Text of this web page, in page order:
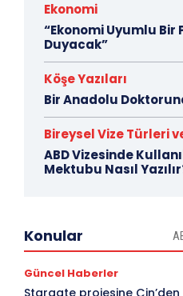
Ekonomi
“Ekonomi Uyumlu
Duyacak”
Köşe Yazıları
Bir Anadolu
Bireysel Vize Türleri
ABD Vizesinde
Mektubu Nasıl
Konular
Güncel Haberler